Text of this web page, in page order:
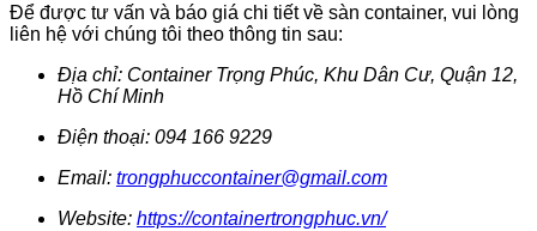
Để được tư vấn và báo giá chi tiết về sàn container, vui lòng
liên hệ với chúng tôi theo thông tin sau:
Địa chỉ: Container Trọng Phúc, Khu Dân Cư, Quận 12,
Hồ Chí Minh
Điện thoại: 094 166 9229
Email: trongphuccontainer@gmail.com
Website: https://containertrongphuc.vn/